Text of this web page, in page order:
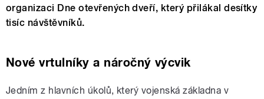
organizaci Dne otevřených dveří, který přilákal desítky
tisíc návštěvníků.
Nové vrtulníky a náročný výcvik
Jedním z hlavních úkolů, který vojenská základna v